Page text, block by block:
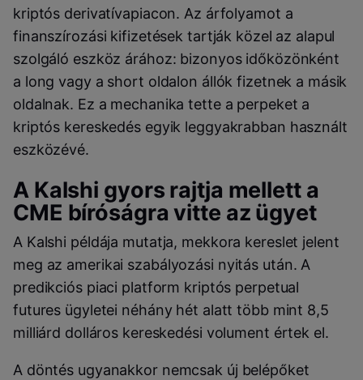
kriptós derivatívapiacon. Az árfolyamot a
finanszírozási kifizetések tartják közel az alapul
szolgáló eszköz árához: bizonyos időközönként
a long vagy a short oldalon állók fizetnek a másik
oldalnak. Ez a mechanika tette a perpeket a
kriptós kereskedés egyik leggyakrabban használt
eszközévé.
A Kalshi gyors rajtja mellett a
CME bíróságra vitte az ügyet
A Kalshi példája mutatja, mekkora kereslet jelent
meg az amerikai szabályozási nyitás után. A
predikciós piaci platform kriptós perpetual
futures ügyletei néhány hét alatt több mint 8,5
milliárd dolláros kereskedési volument értek el.
A döntés ugyanakkor nemcsak új belépőket